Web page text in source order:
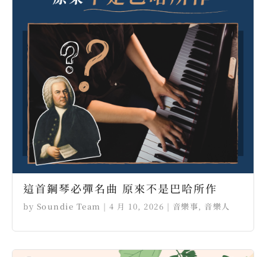
這首鋼琴必彈名曲 原來不是巴哈所作
by Soundie Team | 4 月 10, 2026 | 音樂事, 音樂人